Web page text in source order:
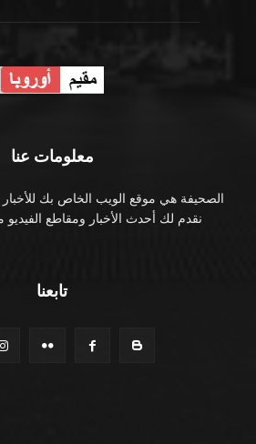
معلومات عنا
الصحيفة هي موقع الويب الخاص بك
نقدم لك أحدث الأخبار ومقاطع
تابعنا